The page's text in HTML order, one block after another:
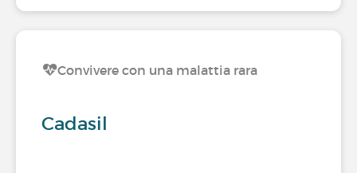
Convivere con una malattia rara
Cadasil